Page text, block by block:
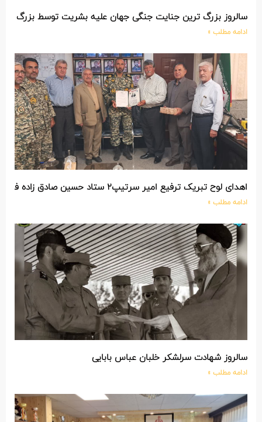
سالروز بزرگ ترین جنایت جنگی جهان علیه بشریت توسط بزرگ
ادامه مطلب »
اهدای لوح تبریک ترفیع امیر سرتیپ۲ ستاد حسین صادق زاده فرمانده تیپ ۲۵ واکنش سریع شهید آبگون نزاجا مستقر در تبریز
ادامه مطلب »
سالروز شهادت سرلشکر خلبان عباس بابایی
ادامه مطلب »